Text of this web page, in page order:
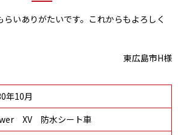
らいありがたいです。これからもよろしく
東広島市H様
年10月
XV 防水シート車